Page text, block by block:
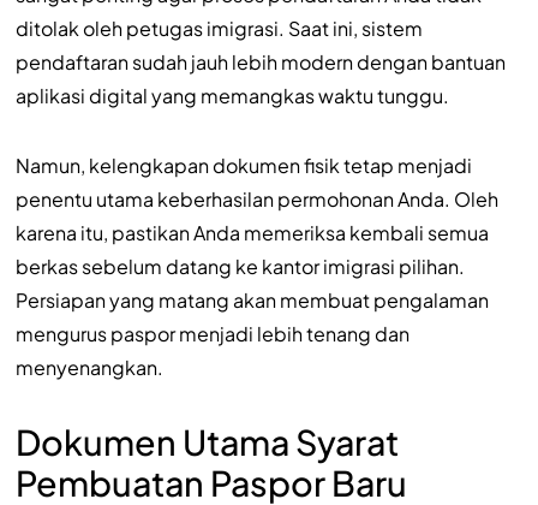
ditolak oleh petugas imigrasi. Saat ini, sistem
pendaftaran sudah jauh lebih modern dengan bantuan
aplikasi digital yang memangkas waktu tunggu.
Namun, kelengkapan dokumen fisik tetap menjadi
penentu utama keberhasilan permohonan Anda. Oleh
karena itu, pastikan Anda memeriksa kembali semua
berkas sebelum datang ke kantor imigrasi pilihan.
Persiapan yang matang akan membuat pengalaman
mengurus paspor menjadi lebih tenang dan
menyenangkan.
Dokumen Utama Syarat
Pembuatan Paspor Baru